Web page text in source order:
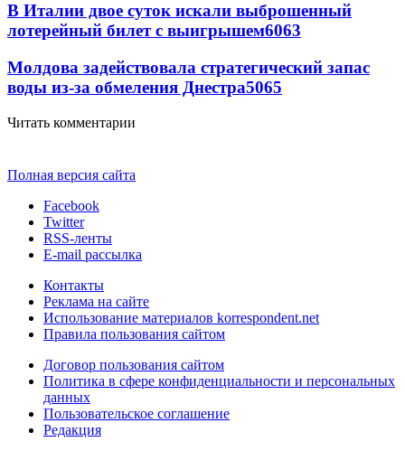
В Италии двое суток искали выброшенный
лотерейный билет с выигрышем6063
Молдова задействовала стратегический запас
воды из-за обмеления Днестра5065
Читать комментарии
Полная версия сайта
Facebook
Twitter
RSS-ленты
E-mail рассылка
Контакты
Реклама на сайте
Использование материалов korrespondent.net
Правила пользования сайтом
Договор пользования сайтом
Политика в сфере конфиденциальности и персональных
данных
Пользовательское соглашение
Редакция